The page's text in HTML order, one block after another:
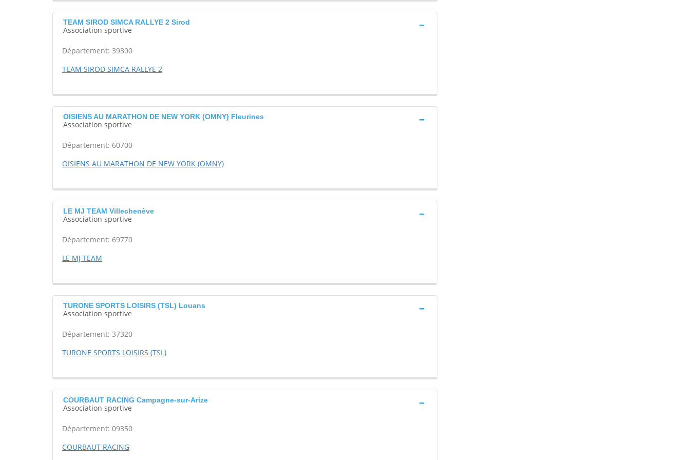
TEAM SIROD SIMCA RALLYE 2 Sirod
Association sportive
Département: 39300
TEAM SIROD SIMCA RALLYE 2
OISIENS AU MARATHON DE NEW YORK (OMNY) Fleurines
Association sportive
Département: 60700
OISIENS AU MARATHON DE NEW YORK (OMNY)
LE MJ TEAM Villechenève
Association sportive
Département: 69770
LE MJ TEAM
TURONE SPORTS LOISIRS (TSL) Louans
Association sportive
Département: 37320
TURONE SPORTS LOISIRS (TSL)
COURBAUT RACING Campagne-sur-Arize
Association sportive
Département: 09350
COURBAUT RACING